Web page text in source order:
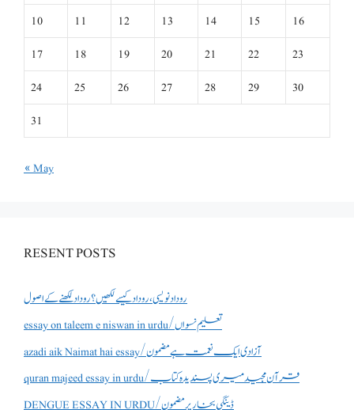
10
11 12 13 14 15
16
17
18 19 20 21 22
23
24
25 26 27 28 29
30
31
« May
RESENT POSTS
روداد نویسی ،روداد کیسے لکھیں؟ روداد لکھنے کے اصول
essay on taleem e niswan in urdu/تعلیم نسواں
azadi aik Naimat hai essay/آزادی ایک نعمت ہے مضمون
quran majeed essay in urdu/قرآن مجید میری پسندیدہ کتاب
DENGUE ESSAY IN URDU/ڈینگی بخار پر مضمون